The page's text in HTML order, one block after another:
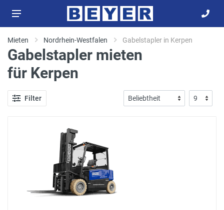
Mieten Nordrhein-Westfalen Gabelstapler in Kerpen
Gabelstapler mieten
für Kerpen
Filter